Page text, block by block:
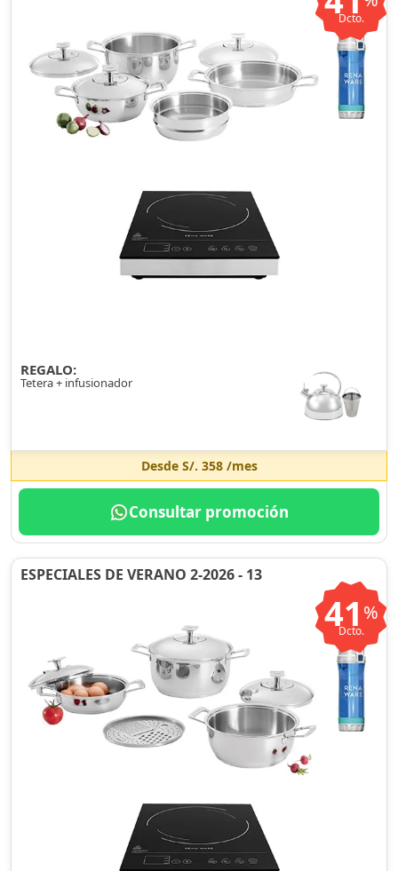
Dcto.
REGALO:
Tetera + infusionador
Desde S/. 358/mes
Consultar promoción
ESPECIALES DE VERANO 2-2026 - 13
41 %
Dcto.